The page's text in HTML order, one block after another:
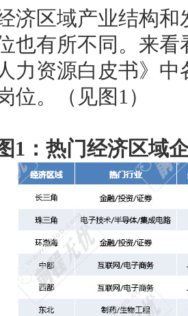
区域产业结构和
也有所不同。来
力资源白皮书》
位。（见图1）
1：热门经济区域